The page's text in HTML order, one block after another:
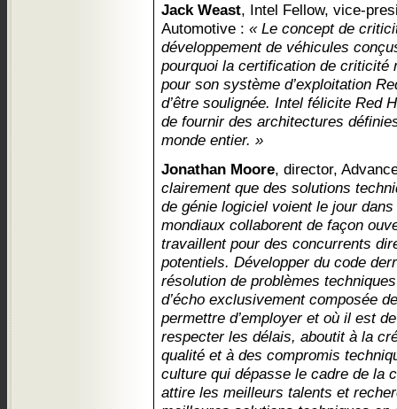
Jack Weast, Intel Fellow, vice-
Automotive : « Le concept de
développement de véhicules
pourquoi la certification de criticité
pour son système d’exploitation
d’être soulignée. Intel félicite Red
de fournir des architectures
monde entier. »
Jonathan Moore, director,
clairement que des solutions
de génie logiciel voient le jour
mondiaux collaborent de façon
travaillent pour des concurrents
potentiels. Développer du code
résolution de problèmes
d’écho exclusivement composée
permettre d’employer et où il est
respecter les délais, aboutit à la
qualité et à des compromis
culture qui dépasse le cadre de la
attire les meilleurs talents et